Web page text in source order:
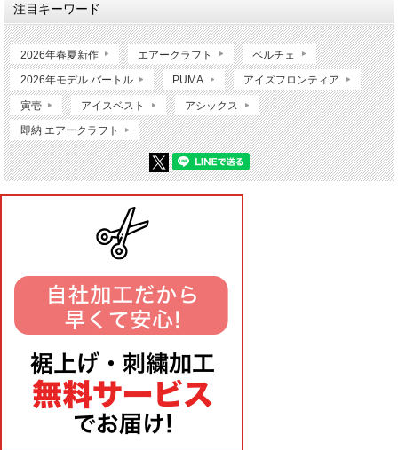
注目キーワード
2026年春夏新作 エアークラフト ペルチェ
2026年モデル バートル PUMA アイズフロンティア
寅壱 アイスベスト アシックス
即納 エアークラフト